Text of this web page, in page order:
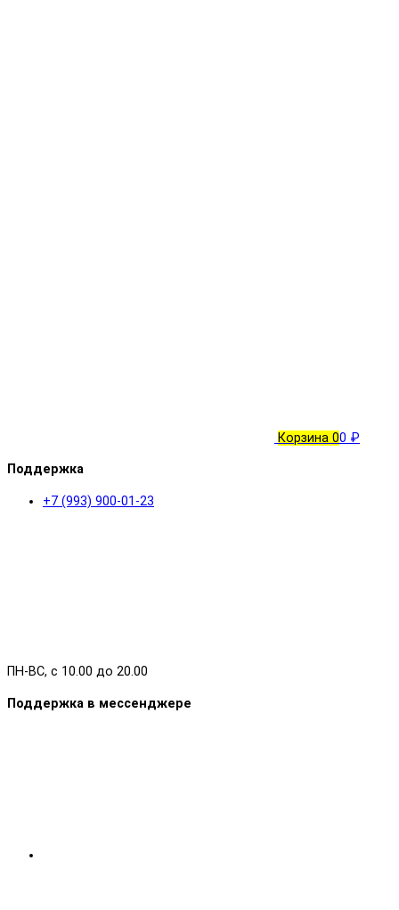
Корзина 00 ₽
Поддержка
+7 (993) 900-01-23
ПН-ВС, с 10.00 до 20.00
Поддержка в мессенджере